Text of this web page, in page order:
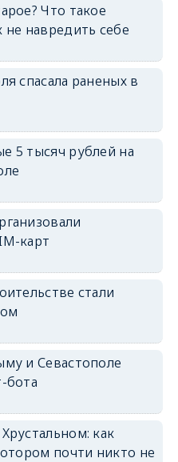
Что такое
навредить себе
спасала раненых в
5 тысяч рублей на
карт
стали
и Севастополе
бота
как
почти никто не